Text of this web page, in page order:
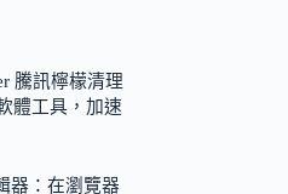
騰訊檸檬清理
體工具，加速
器：在瀏覽器